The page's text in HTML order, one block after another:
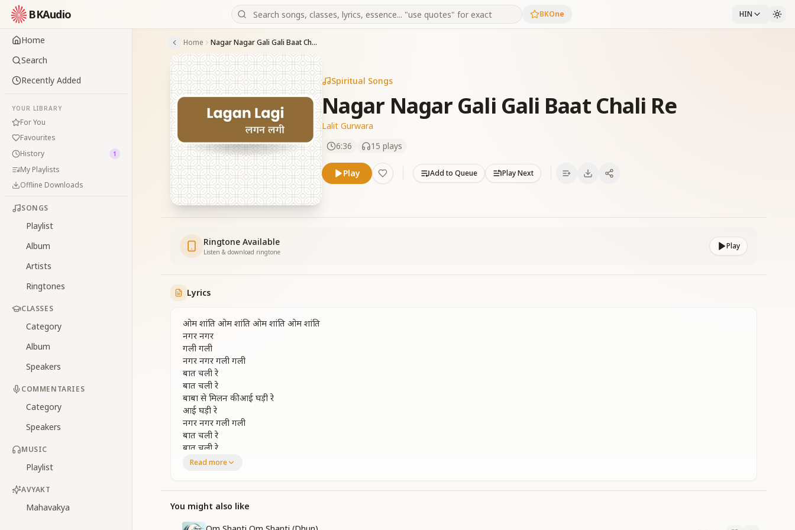
BKAudio BKOne HIN
Home
Search
Recently Added
YOUR LIBRARY
For You
Favourites
History
1
My Playlists
Offline Downloads
SONGS
Playlist
Album
Artists
Ringtones
CLASSES
Category
Album
Speakers
COMMENTARIES
Category
Speakers
MUSIC
Playlist
AVYAKT
Mahavakya
Home Nagar Nagar Gali Gali Baat Chali Re
Spiritual Songs
Nagar Nagar Gali Gali Baat Chali Re
Lalit Gurwara
6:36
15 plays
Play Add to Queue Play Next
Ringtone Available
Listen & download ringtone
Play
Lyrics
ओम शांति ओम शांति ओम शांति ओम शांति
नगर नगर
गली गली
नगर नगर गली गली
बात चली रे
बात चली रे
बाबा से मिलन की आई घड़ी रे
आई घड़ी रे
नगर नगर गली गली
बात चली रे
बात चली रे
ओम शांति ओम शांति ओम शांति ओम शांति
बनके सजनिया मै बाबा की
बनके सजनिया मै बाबाकी
Read more
You might also like